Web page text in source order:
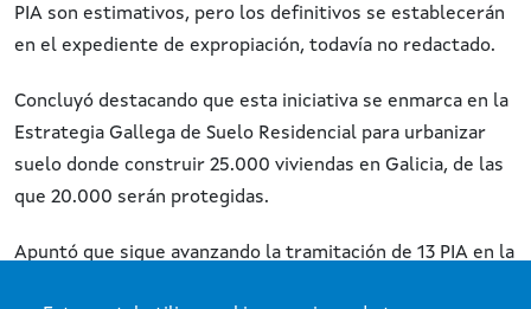
PIA son estimativos, pero los definitivos se establecerán
en el expediente de expropiación, todavía no redactado.
Concluyó destacando que esta iniciativa se enmarca en la
Estrategia Gallega de Suelo Residencial para urbanizar
suelo donde construir 25.000 viviendas en Galicia, de las
que 20.000 serán protegidas.
Apuntó que sigue avanzando la tramitación de 13 PIA en la